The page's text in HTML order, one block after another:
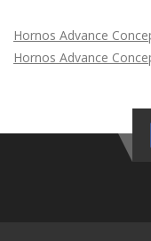
Hornos Advance
Hornos Advance